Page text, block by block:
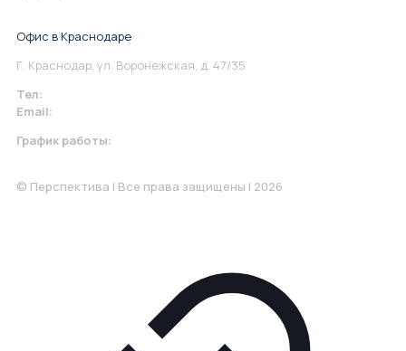
Офис в Краснодаре
Г. Краснодар, ул. Воронежская, д. 47/35
Тел:
Email:
График работы:
© Перспектива | Все права защищены | 2026